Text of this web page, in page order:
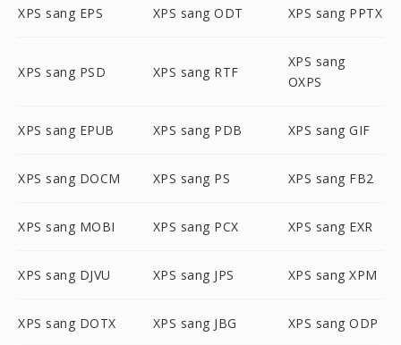
XPS sang EPS XPS sang ODT XPS sang PPTX
XPS sang PSD XPS sang RTF
XPS sang
OXPS
XPS sang EPUB XPS sang PDB XPS sang GIF
XPS sang DOCM XPS sang PS XPS sang FB2
XPS sang MOBI XPS sang PCX XPS sang EXR
XPS sang DJVU XPS sang JPS XPS sang XPM
XPS sang DOTX XPS sang JBG XPS sang ODP